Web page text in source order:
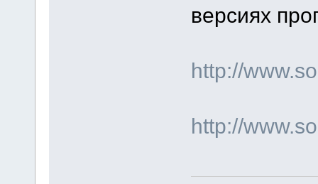
версиях
http://
http://